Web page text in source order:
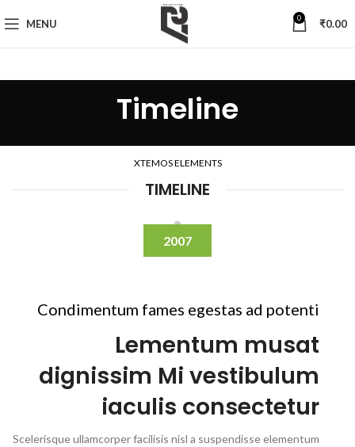
MENU 0 ₹0.00
Timeline
XTEMOS ELEMENTS
TIMELINE
2007
Condimentum fames egestas ad potenti
Lementum musat
dignissim Mi vestibulum
iaculis consectetur
Scelerisque ullamcorper facilisis nisl a suspendisse elementum